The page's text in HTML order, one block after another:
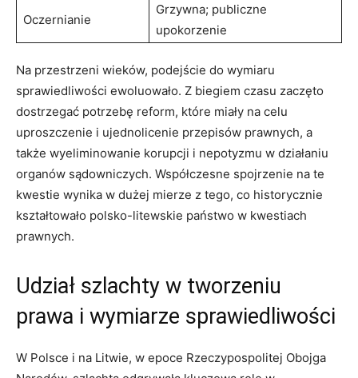
Oczernianie
Grzywna; publiczne
upokorzenie
Na przestrzeni wieków, podejście do wymiaru
sprawiedliwości ewoluowało. Z biegiem czasu zaczęto
dostrzegać potrzebę reform, które miały na celu
uproszczenie i ujednolicenie przepisów prawnych, a
także wyeliminowanie korupcji i nepotyzmu w działaniu
organów sądowniczych. Współczesne spojrzenie na te
kwestie wynika w dużej mierze z tego, co historycznie
kształtowało polsko-litewskie państwo w kwestiach
prawnych.
Udział szlachty w tworzeniu
prawa i wymiarze sprawiedliwości
W Polsce i na Litwie, w epoce Rzeczypospolitej Obojga